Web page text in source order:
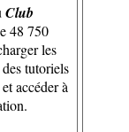
Club
48 750
les
tutoriels
accéder à